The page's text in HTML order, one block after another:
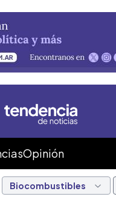
Opinión
Biocombustibles